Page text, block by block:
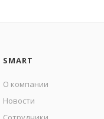
SMART
О компании
Новости